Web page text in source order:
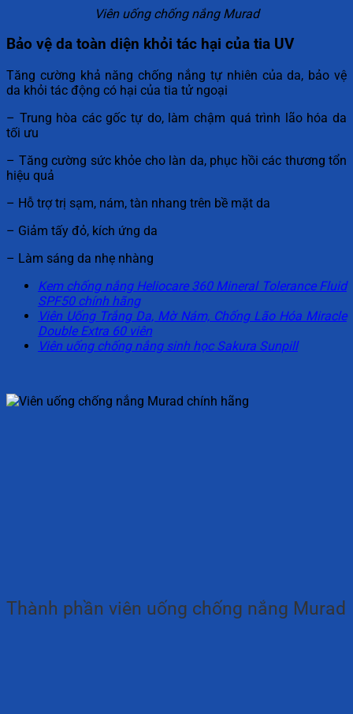
Viên uống chống nắng Murad
Bảo vệ da toàn diện khỏi tác hại của tia UV
Tăng cường khả năng chống nắng tự nhiên của da, bảo vệ
da khỏi tác động có hại của tia tử ngoại
– Trung hòa các gốc tự do, làm chậm quá trình lão hóa da
tối ưu
– Tăng cường sức khỏe cho làn da, phục hồi các thương tổn
hiệu quả
– Hỗ trợ trị sạm, nám, tàn nhang trên bề mặt da
– Giảm tấy đỏ, kích ứng da
– Làm sáng da nhẹ nhàng
Kem chống nắng Heliocare 360 Mineral Tolerance Fluid
SPF50 chính hãng
Viên Uống Trắng Da, Mờ Nám, Chống Lão Hóa Miracle
Double Extra 60 viên
Viên uống chống nắng sinh học Sakura Sunpill
Thành phần viên uống chống nắng Murad